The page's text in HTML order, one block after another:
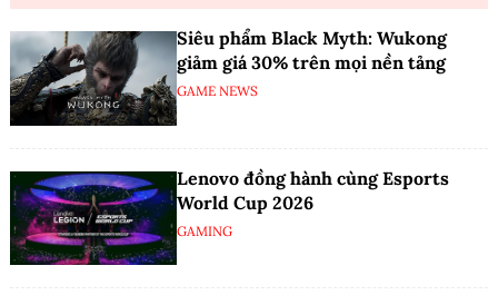
Siêu phẩm Black Myth: Wukong
giảm giá 30% trên mọi nền tảng
GAME NEWS
Lenovo đồng hành cùng Esports
World Cup 2026
GAMING